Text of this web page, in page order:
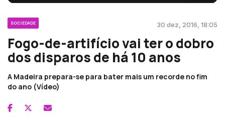
SOCIEDADE 30 dez, 2016, 18:05
Fogo-de-artifício vai ter o dobro
dos disparos de há 10 anos
A Madeira prepara-se para bater mais um recorde no fim
do ano (Vídeo)